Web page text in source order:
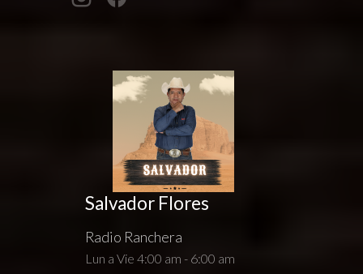
Salvador Flores
Radio Ranchera
Lun a Vie 4:00 am - 6:00 am